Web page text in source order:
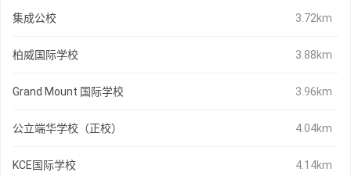
集成公校 3.72km
柏威国际学校 3.88km
Grand Mount 国际学校 3.96km
公立端华学校（正校） 4.04km
KCE国际学校 4.14km